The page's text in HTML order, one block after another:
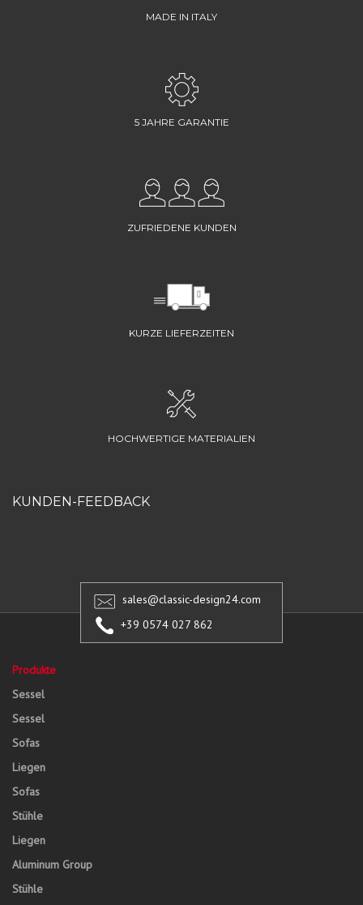
MADE IN ITALY
5 JAHRE GARANTIE
ZUFRIEDENE KUNDEN
KURZE LIEFERZEITEN
HOCHWERTIGE MATERIALIEN
KUNDEN-FEEDBACK
sales@classic-design24.com
+39 0574 027 862
Produkte
Sessel
Sessel
Sofas
Liegen
Sofas
Stühle
Liegen
Aluminum Group
Stühle